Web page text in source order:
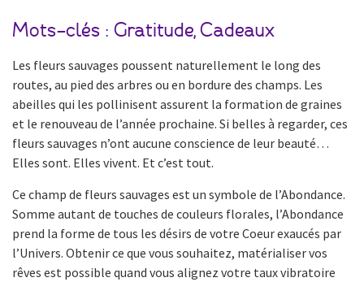
Mots-clés : Gratitude, Cadeaux
Les fleurs sauvages poussent naturellement le long des
routes, au pied des arbres ou en bordure des champs. Les
abeilles qui les pollinisent assurent la formation de graines
et le renouveau de l’année prochaine. Si belles à regarder, ces
fleurs sauvages n’ont aucune conscience de leur beauté…
Elles sont. Elles vivent. Et c’est tout.
Ce champ de fleurs sauvages est un symbole de l’Abondance.
Somme autant de touches de couleurs florales, l’Abondance
prend la forme de tous les désirs de votre Coeur exaucés par
l’Univers. Obtenir ce que vous souhaitez, matérialiser vos
rêves est possible quand vous alignez votre taux vibratoire